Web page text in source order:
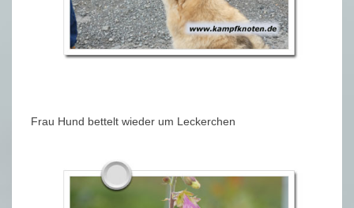
Frau Hund bettelt wieder um Leckerchen